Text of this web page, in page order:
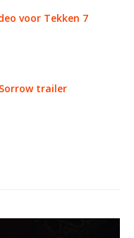
voor Tekken 7
trailer